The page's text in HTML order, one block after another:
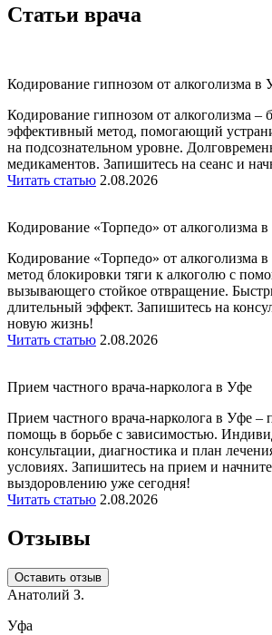
Статьи врача
Кодирование гипнозом от алкоголизма в
Кодирование гипнозом от алкоголизма –
эффективный метод, помогающий
на подсознательном уровне.
медикаментов. Запишитесь на сеанс и
Читать статью 2.08.2026
Кодирование «Торпедо» от алкоголизма
Кодирование «Торпедо» от алкоголизма
метод блокировки тяги к алкоголю с
вызывающего стойкое отвращение.
длительный эффект. Запишитесь на
новую жизнь!
Читать статью 2.08.2026
Прием частного врача-нарколога в Уфе
Прием частного врача-нарколога в Уфе –
помощь в борьбе с зависимостью.
консультации, диагностика и план
условиях. Запишитесь на прием и
выздоровлению уже сегодня!
Читать статью 2.08.2026
Отзывы
Оставить отзыв
Анатолий З.
Уфа